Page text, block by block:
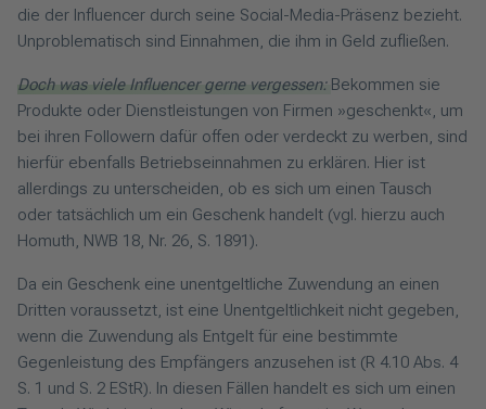
die der Influencer durch seine Social-Media-Präsenz bezieht.
Unproblematisch sind Einnahmen, die ihm in Geld zufließen.
Doch was viele Influencer gerne vergessen: Bekommen sie
Produkte oder Dienstleistungen von Firmen »geschenkt«, um
bei ihren Followern dafür offen oder verdeckt zu werben, sind
hierfür ebenfalls Betriebseinnahmen zu erklären. Hier ist
allerdings zu unterscheiden, ob es sich um einen Tausch
oder tatsächlich um ein Geschenk handelt (vgl. hierzu auch
Homuth, NWB 18, Nr. 26, S. 1891).
Da ein Geschenk eine unentgeltliche Zuwendung an einen
Dritten voraussetzt, ist eine Unentgeltlichkeit nicht gegeben,
wenn die Zuwendung als Entgelt für eine bestimmte
Gegenleistung des Empfängers anzusehen ist (R 4.10 Abs. 4
S. 1 und S. 2 EStR). In diesen Fällen handelt es sich um einen